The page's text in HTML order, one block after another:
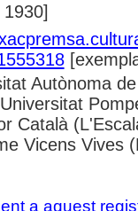
Autònoma
Català
Vicens Vives
a aquest